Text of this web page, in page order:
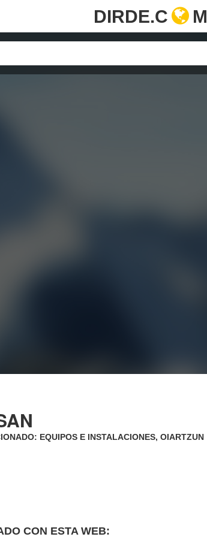
DIRDE.C M
EQUIPOS E INSTALACIONES, OIARTZUN
CON ESTA WEB: